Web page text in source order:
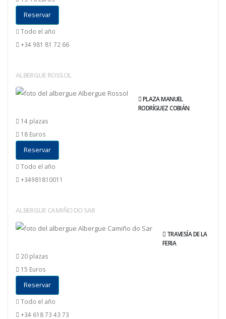
Reservar
Todo el año
+34 981 81 72 66
ALBERGUE ROSSOL
PLAZA MANUEL
RODRÍGUEZ COBIÁN
14 plazas
18 Euros
Reservar
Todo el año
+34981810011
ALBERGUE CAMIÑO DO SAR
TRAVESÍA DE LA
FERIA
20 plazas
15 Euros
Reservar
Todo el año
+34 618 73 43 73